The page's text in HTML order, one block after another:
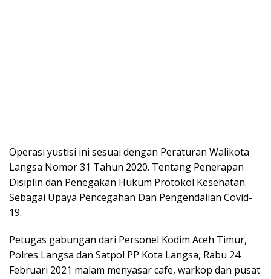
Operasi yustisi ini sesuai dengan Peraturan Walikota
Langsa Nomor 31 Tahun 2020. Tentang Penerapan
Disiplin dan Penegakan Hukum Protokol Kesehatan.
Sebagai Upaya Pencegahan Dan Pengendalian Covid-
19.
Petugas gabungan dari Personel Kodim Aceh Timur,
Polres Langsa dan Satpol PP Kota Langsa, Rabu 24
Februari 2021 malam menyasar cafe, warkop dan pusat